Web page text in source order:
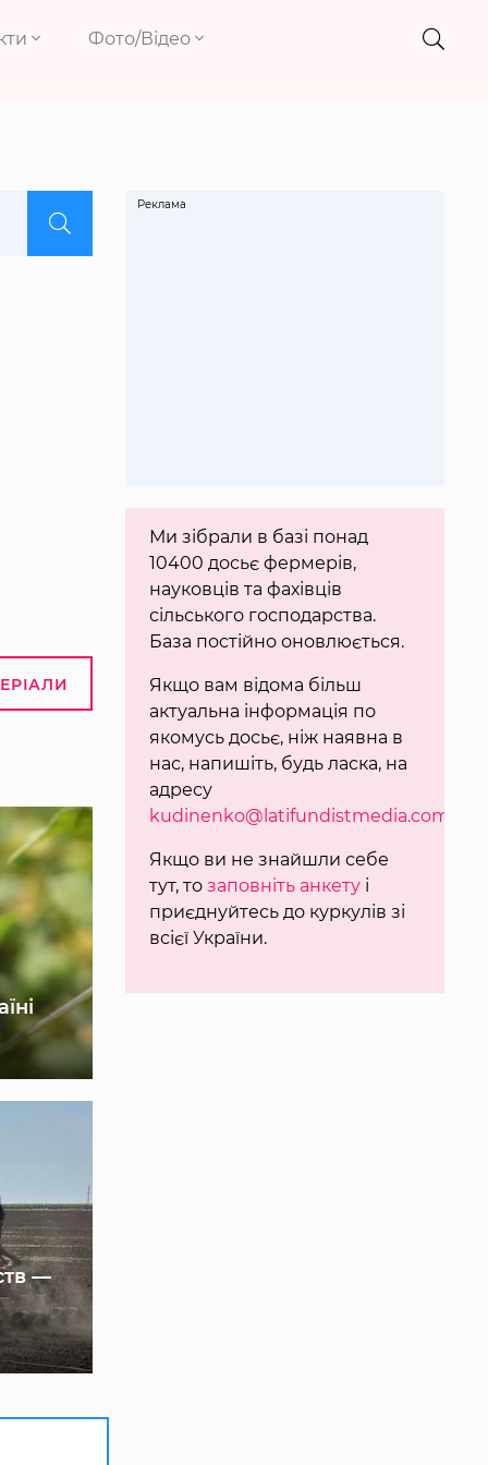
Фото/Відео
—
Ми зібрали в базі понад
10400 досьє фермерів,
науковців та фахівців
сільського господарства.
База постійно оновлюється.
Якщо вам відома більш
актуальна інформація по
якомусь досьє, ніж наявна в
нас, напишіть, будь ласка, на
адресу
kudinenko@latifundistmedia.com
Якщо ви не знайшли себе
тут, то заповніть анкетуі
приєднуйтесь до куркулів зі
всієї України.
Реклама